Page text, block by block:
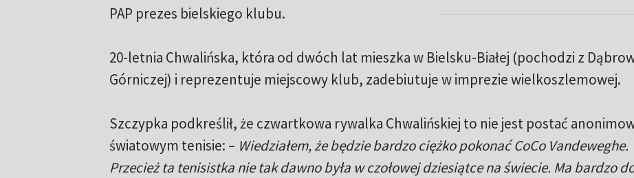
PAP prezes bielskiego klubu.
20-letnia Chwalińska, która od dwóch lat mieszka w Bielsku-Białej (pochodzi z
Górniczej) i reprezentuje miejscowy klub, zadebiutuje w imprezie wielkoszlemowej.
Szczypka podkreślił, że czwartkowa rywalka Chwalińskiej to nie jest postać
światowym tenisie: – Wiedziałem, że będzie bardzo ciężko pokonać CoCo Vandeweghe.
Przecież ta tenisistka nie tak dawno była w czołowej dziesiątce na świecie. Ma bardzo